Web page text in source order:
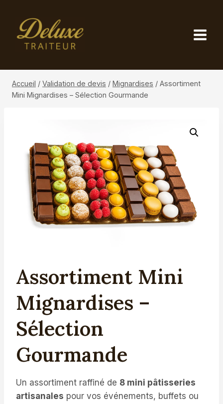
contenu
Accueil / Validation de devis / Mignardises / Assortiment
Mini Mignardises – Sélection Gourmande
Assortiment Mini
Mignardises –
Sélection
Gourmande
Un assortiment raffiné de 8 mini pâtisseries
artisanales pour vos événements, buffets ou